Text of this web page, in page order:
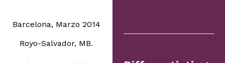
Barcelona, Marzo 2014
Royo-Salvador, MB.